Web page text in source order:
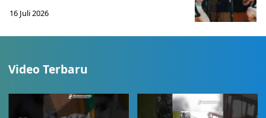
16 Juli 2026
Video Terbaru